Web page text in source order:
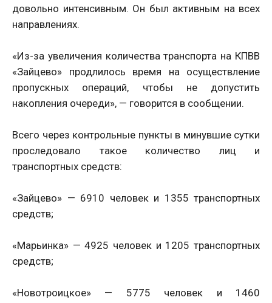
довольно интенсивным. Он был активным на всех
направлениях.
«Из-за увеличения количества транспорта на КПВВ
«Зайцево» продлилось время на осуществление
пропускных операций, чтобы не допустить
накопления очереди», — говорится в сообщении.
Всего через контрольные пункты в минувшие сутки
проследовало такое количество лиц и
транспортных средств:
«Зайцево» — 6910 человек и 1355 транспортных
средств;
«Марьинка» — 4925 человек и 1205 транспортных
средств;
«Новотроицкое» — 5775 человек и 1460